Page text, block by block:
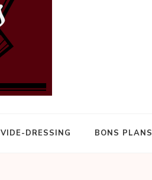
VIDE-DRESSING BONS PLANS